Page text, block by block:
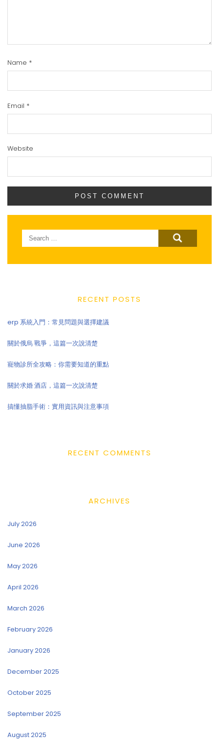
Name *
Email *
Website
Search
for:
RECENT POSTS
erp 系統入門：常見問題與選擇建議
關於俄烏 戰爭，這篇一次說清楚
寵物診所全攻略：你需要知道的重點
關於求婚 酒店，這篇一次說清楚
搞懂抽脂手術：實用資訊與注意事項
RECENT COMMENTS
ARCHIVES
July 2026
June 2026
May 2026
April 2026
March 2026
February 2026
January 2026
December 2025
October 2025
September 2025
August 2025